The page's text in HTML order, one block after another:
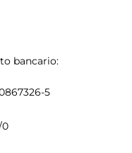
bancario:
5
0